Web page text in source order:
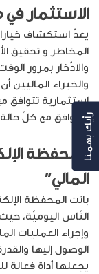
الاستثمار
يعدّ استكشاف
المخاطر و تحقيق
والادّخار بمرور
والخبراء
استثمارية تتوافق
وتتوافق مع كلّ
المحفظة
المالي”
باتت المحفظة
النّاس اليوميّة،
وإجراء العمليات
الوصول إليها
يجعلها أداة
رأيك بهمنا